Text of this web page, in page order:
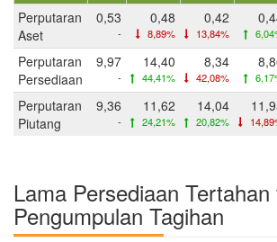
Perputaran
Aset
0,53
-
0,48
8,89%
0,42
13,84%
Perputaran
Persediaan
9,97
-
14,40
44,41%
8,34
42,08%
Perputaran
Piutang
9,36
-
11,62
24,21%
14,04
20,82%
Lama Persediaan
Pengumpulan Tagihan